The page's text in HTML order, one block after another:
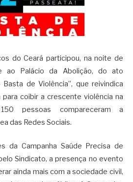
do Ceará participou, na noite de
ao Palácio da Abolição, do ato
de Violência”, que reivindica
coibir a crescente violência na
pessoas compareceram a
das Redes Sociais.
da Campanha Saúde Precisa de
Sindicato, a presença no evento
ainda mais com a sociedade civil,